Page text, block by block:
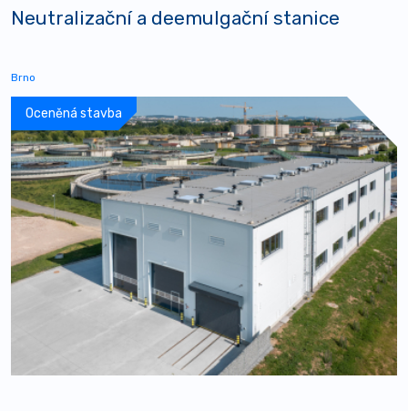
Neutralizační a deemulgační stanice
Brno
Oceněná stavba